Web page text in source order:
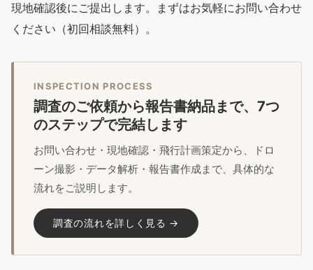
現地確認後にご提出します。まずはお気軽にお問い合わせ
ください（初回相談無料）。
INSPECTION PROCESS
調査のご依頼から報告書納品まで、7つ
のステップで完結します
お問い合わせ・現地確認・飛行計画策定から、ドロ
ーン撮影・データ解析・報告書作成まで、具体的な
流れをご説明します。
調査の流れを詳しく見る →